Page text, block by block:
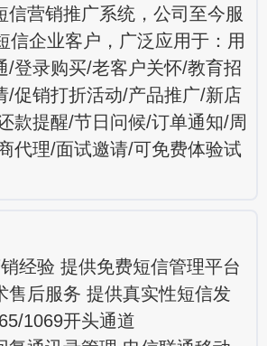
信营销推广系统，公司至今服
信企业客户，广泛应用于：用
/登录购买/老客户关怀/教育招
/促销打折活动/产品推广/新店
款提醒/节日问候/订单通知/周
代理/面试邀请/可免费体验试
经验 提供免费短信管理平台
售后服务 提供真实性短信发
1069开头通道